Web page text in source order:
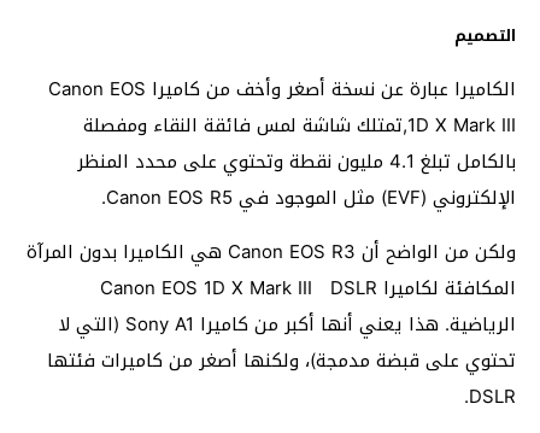
التصميم
الكاميرا عبارة عن نسخة أصغر وأخف من كاميرا Canon EOS
1D X Mark III,تمتلك شاشة لمس فائقة النقاء ومفصلة
بالكامل تبلغ 4.1 مليون نقطة وتحتوي على محدد المنظر
الإلكتروني (EVF) مثل الموجود في Canon EOS R5.
ولكن من الواضح أن Canon EOS R3 هي الكاميرا بدون المرآة
المكافئة لكاميرا Canon EOS 1D X Mark III DSLR
الرياضية. هذا يعني أنها أكبر من كاميرا Sony A1 (التي لا
تحتوي على قبضة مدمجة)، ولكنها أصغر من كاميرات فئتها
DSLR.